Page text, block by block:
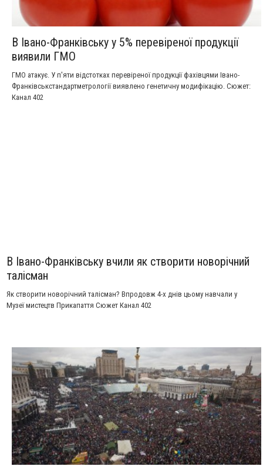
В Івано-Франківську у 5% перевіреної продукції
виявили ГМО
ГМО атакує. У п'яти відстотках перевіреної продукції фахівцями Івано-
Франківськстандартметрології виявлено генетичну модифікацію. Сюжет:
Канал 402
В Івано-Франківську вчили як створити новорічний
талісман
Як створити новорічний талісман? Впродовж 4-х днів цьому навчали у
Музеї мистецтв Прикапаття Сюжет Канал 402